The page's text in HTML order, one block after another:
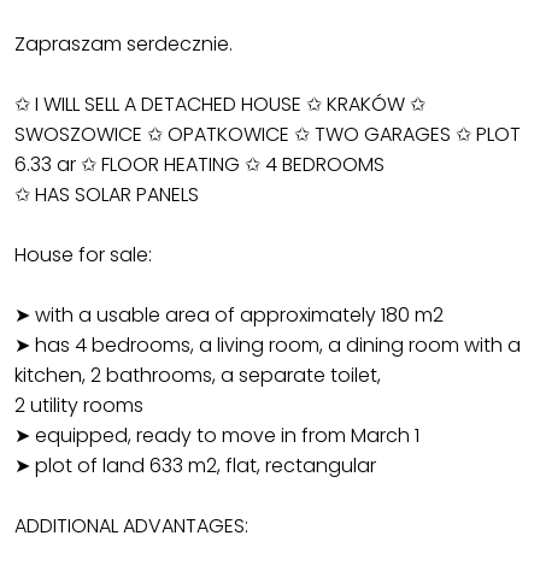
Zapraszam serdecznie.
✩ I WILL SELL A DETACHED HOUSE ✩ KRAKÓW ✩
SWOSZOWICE ✩ OPATKOWICE ✩ TWO GARAGES ✩ PLOT
6.33 ar ✩ FLOOR HEATING ✩ 4 BEDROOMS
✩ HAS SOLAR PANELS
House for sale:
➤ with a usable area of approximately 180 m2
➤ has 4 bedrooms, a living room, a dining room with a
kitchen, 2 bathrooms, a separate toilet,
2 utility rooms
➤ equipped, ready to move in from March 1
➤ plot of land 633 m2, flat, rectangular
ADDITIONAL ADVANTAGES: